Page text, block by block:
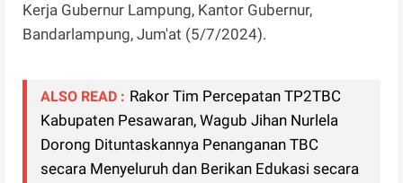
Kerja Gubernur Lampung, Kantor Gubernur,
Bandarlampung, Jum'at (5/7/2024).
ALSO READ : Rakor Tim Percepatan TP2TBC
Kabupaten Pesawaran, Wagub Jihan Nurlela
Dorong Dituntaskannya Penanganan TBC
secara Menyeluruh dan Berikan Edukasi secara